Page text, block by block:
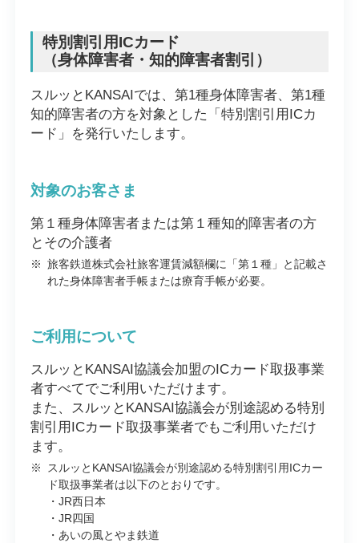
特別割引用ICカード
（身体障害者・知的障害者割引）
スルッとKANSAIでは、第1種身体障害者、第1種
知的障害者の方を対象とした「特別割引用ICカ
ード」を発行いたします。
対象のお客さま
第１種身体障害者または第１種知的障害者の方
とその介護者
※ 旅客鉄道株式会社旅客運賃減額欄に「第１種」と記載さ
れた身体障害者手帳または療育手帳が必要。
ご利用について
スルッとKANSAI協議会加盟のICカード取扱事業
者すべてでご利用いただけます。
また、スルッとKANSAI協議会が別途認める特別
割引用ICカード取扱事業者でもご利用いただけ
ます。
※
スルッとKANSAI協議会が別途認める特別割引用ICカー
ド取扱事業者は以下のとおりです。
・JR西日本
・JR四国
・あいの風とやま鉄道